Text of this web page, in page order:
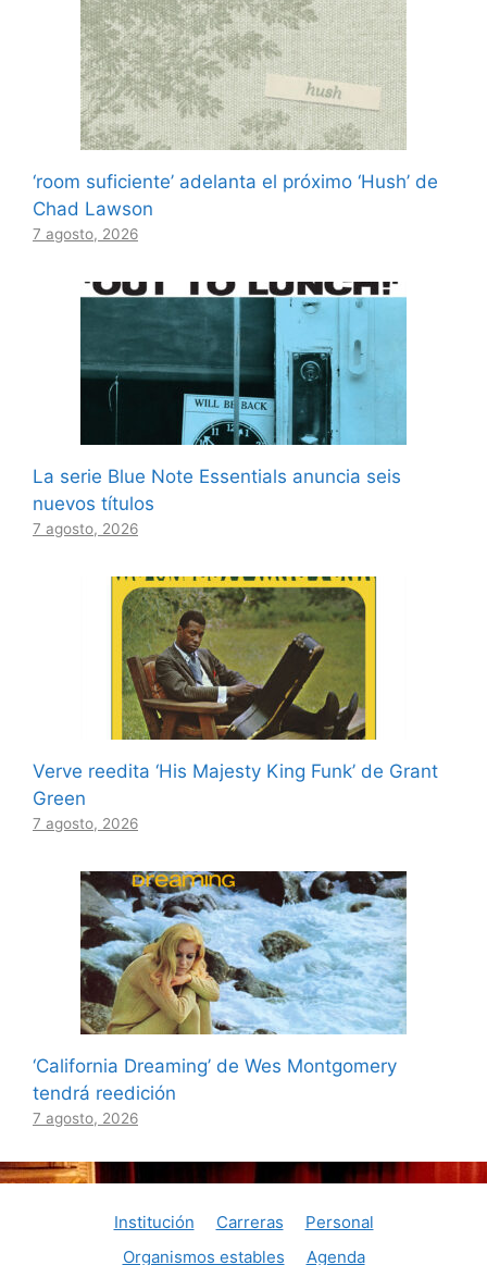
‘room suficiente’ adelanta el próximo ‘Hush’ de
Chad Lawson
7 agosto, 2026
La serie Blue Note Essentials anuncia seis
nuevos títulos
7 agosto, 2026
Verve reedita ‘His Majesty King Funk’ de Grant
Green
7 agosto, 2026
‘California Dreaming’ de Wes Montgomery
tendrá reedición
7 agosto, 2026
Institución Carreras
Personal
Organismos estables
Agenda